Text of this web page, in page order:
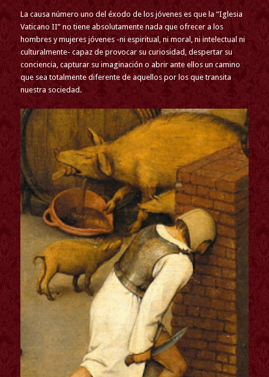
La causa número uno del éxodo de los jóvenes es que la “Iglesia
Vaticano II” no tiene absolutamente nada que ofrecer a los
hombres y mujeres jóvenes -ni espiritual, ni moral, ni intelectual ni
culturalmente- capaz de provocar su curiosidad, despertar su
conciencia, capturar su imaginación o abrir ante ellos un camino
que sea totalmente diferente de aquellos por los que transita
nuestra sociedad.